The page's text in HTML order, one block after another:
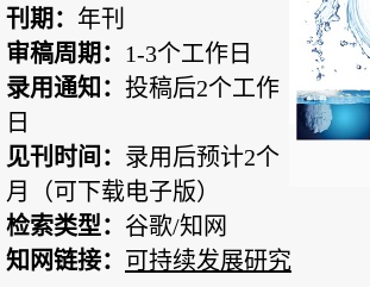
刊期： 年刊
审稿周期： 1-3个工作日
录用通知： 投稿后2个工作
日
见刊时间： 录用后预计2个
月（可下载电子版）
检索类型： 谷歌/知网
知网链接： 可持续发展研究